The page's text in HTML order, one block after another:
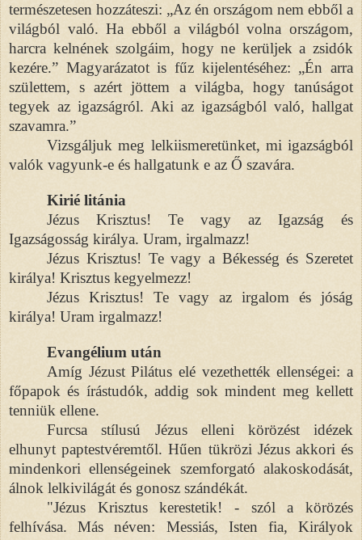
természetesen hozzáteszi: „Az én országom nem ebből a
világból való. Ha ebből a világból volna országom,
harcra kelnének szolgáim, hogy ne kerüljek a zsidók
kezére.” Magyarázatot is fűz kijelentéséhez: „Én arra
születtem, s azért jöttem a világba, hogy tanúságot
tegyek az igazságról. Aki az igazságból való, hallgat
szavamra.”
Vizsgáljuk meg lelkiismeretünket, mi igazságból
valók vagyunk-e és hallgatunk e az Ő szavára.
Kirié litánia
Jézus Krisztus! Te vagy az Igazság és
Igazságosság királya. Uram, irgalmazz!
Jézus Krisztus! Te vagy a Békesség és Szeretet
királya! Krisztus kegyelmezz!
Jézus Krisztus! Te vagy az irgalom és jóság
királya! Uram irgalmazz!
Evangélium után
Amíg Jézust Pilátus elé vezethették ellenségei: a
főpapok és írástudók, addig sok mindent meg kellett
tenniük ellene.
Furcsa stílusú Jézus elleni körözést idézek
elhunyt paptestvéremtől. Hűen tükrözi Jézus akkori és
mindenkori ellenségeinek szemforgató alakoskodását,
álnok lelkivilágát és gonosz szándékát.
"Jézus Krisztus kerestetik! - szól a körözés
felhívása. Más néven: Messiás, Isten fia, Királyok